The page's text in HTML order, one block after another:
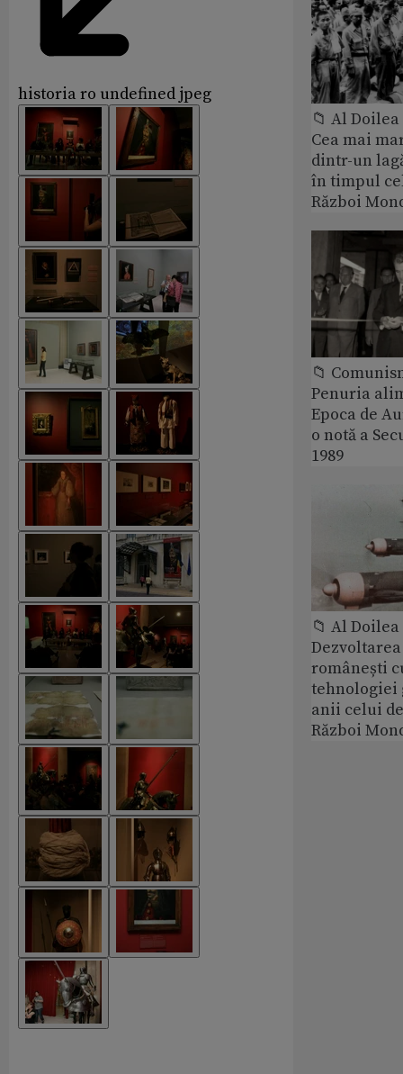
historia ro undefined jpeg
📁 Al
Cea mai
dintr-un
în timpul
Război
📁
Penuria
Epoca de
o notă a
1989
📁 Al
românești
tehnologiei
anii celui
Război